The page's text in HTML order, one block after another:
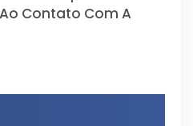
Contato Com A